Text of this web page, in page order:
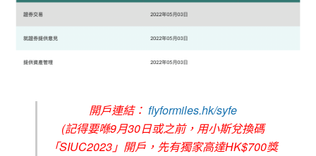
開戶連結： flyformiles.hk/syfe
(記得要喺9月30日或之前，用小斯兌換碼
「SIUC2023」開戶，先有獨家高達HK$700獎